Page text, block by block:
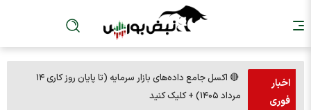
اخبار
فوری
🔴 اکسل جامع داده‌های بازار سرمایه (تا پایان روز کاری ۱۴
مرداد ۱۴۰۵) + کلیک کنید